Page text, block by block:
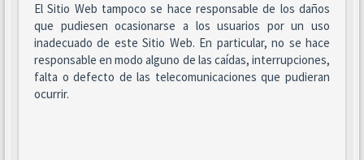
El Sitio Web tampoco se hace responsable de los daños
que pudiesen ocasionarse a los usuarios por un uso
inadecuado de este Sitio Web. En particular, no se hace
responsable en modo alguno de las caídas, interrupciones,
falta o defecto de las telecomunicaciones que pudieran
ocurrir.